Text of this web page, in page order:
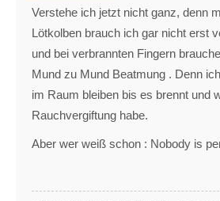
Verstehe ich jetzt nicht ganz, denn
Lötkolben brauch ich gar nicht erst
und bei verbrannten Fingern
Mund zu Mund Beatmung . Denn
im Raum bleiben bis es brennt und
Rauchvergiftung habe.
Aber wer weiß schon : Nobody is